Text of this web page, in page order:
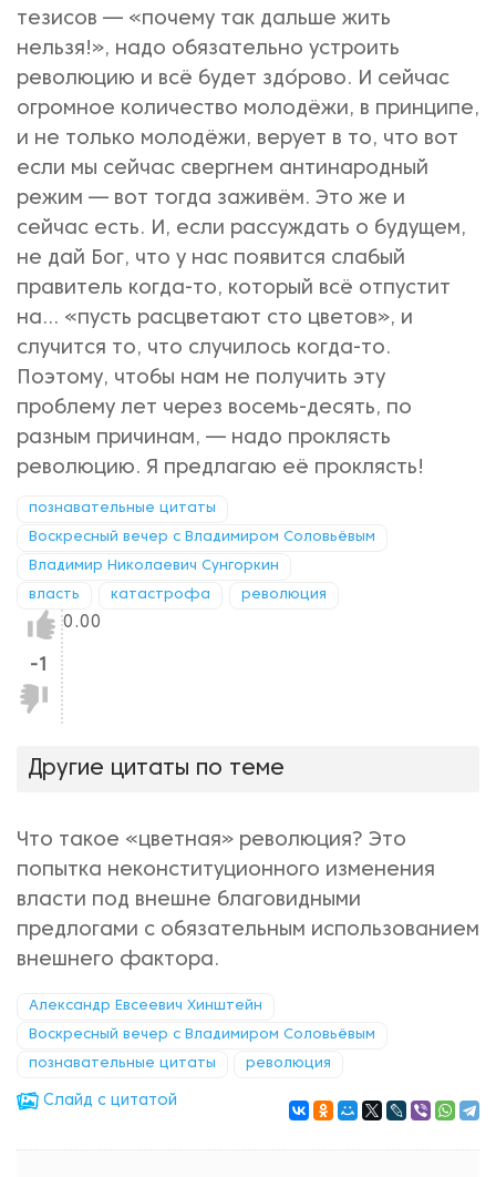
тезисов — «почему так дальше жить
нельзя!», надо обязательно устроить
революцию и всё будет здо́рово. И сейчас
огромное количество молодёжи, в принципе,
и не только молодёжи, верует в то, что вот
если мы сейчас свергнем антинародный
режим — вот тогда заживём. Это же и
сейчас есть. И, если рассуждать о будущем,
не дай Бог, что у нас появится слабый
правитель когда-то, который всё отпустит
на... «пусть расцветают сто цветов», и
случится то, что случилось когда-то.
Поэтому, чтобы нам не получить эту
проблему лет через восемь-десять, по
разным причинам, — надо проклясть
революцию. Я предлагаю её проклясть!
познавательные цитаты
Воскресный вечер с Владимиром Соловьёвым
Владимир Николаевич Сунгоркин
власть катастрофа революция
Нравится!
-1
Не
нравится!
0.00
Другие цитаты по теме
Что такое «цветная» революция? Это
попытка неконституционного изменения
власти под внешне благовидными
предлогами с обязательным использованием
внешнего фактора.
Александр Евсеевич Хинштейн
Воскресный вечер с Владимиром Соловьёвым
познавательные цитаты революция
Cлайд с цитатой